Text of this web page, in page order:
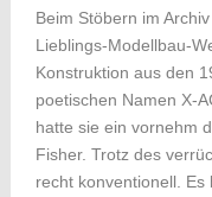
Beim Stöbern im
Lieblings-Modellbau-
Konstruktion aus den
poetischen Namen X-
hatte sie ein vornehm
Fisher. Trotz des
recht konventionell.